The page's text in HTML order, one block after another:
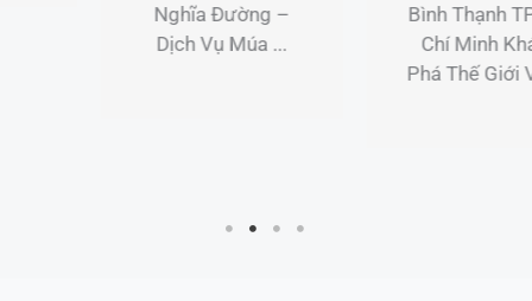
Nghĩa Đường –
Dịch Vụ Múa ...
Bình Thạnh TP Hồ
Chí Minh Khám
Phá Thế Giới Võ ...